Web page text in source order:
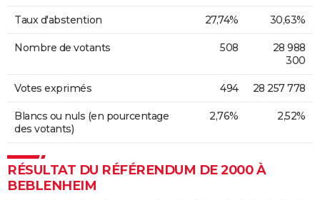
Taux d'abstention 27,74% 30,63%
Nombre de votants 508
28 988
300
Votes exprimés 494 28 257 778
Blancs ou nuls (en pourcentage
des votants)
2,76% 2,52%
RÉSULTAT DU RÉFÉRENDUM DE 2000 À
BEBLENHEIM